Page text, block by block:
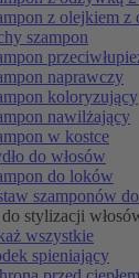
z olejkiem z
szampon
naprawczy
koloryzujący
nawilżający
w kostce
do włosów
do loków
szamponów
stylizacji
wszystkie
spieniający